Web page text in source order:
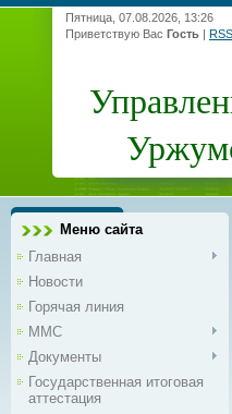
Пятница, 07.08.2026, 13:26
Приветствую Вас Гость | RSS
Меню сайта
Главная
Новости
Горячая линия
ММС
Документы
Государственная итоговая
аттестация